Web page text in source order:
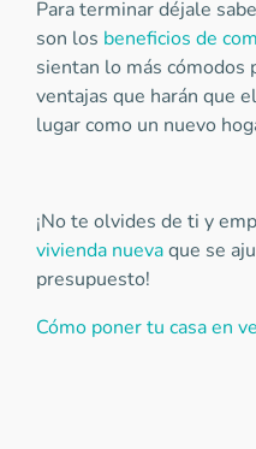
Para terminar déjale
son los beneficios de
sientan lo más cómodos
ventajas que harán que
lugar como un nuevo
¡No te olvides de ti y
vivienda nuevaque se
presupuesto!
Cómo poner tu casa en